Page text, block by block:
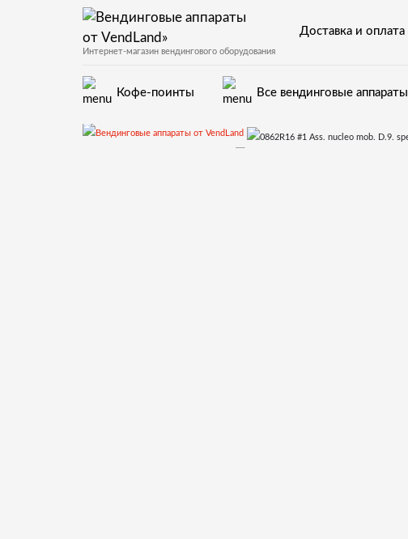
Интернет-магазин вендингового оборудования
Доставка и оплата
Кофе-поинты Все вендинговые аппараты